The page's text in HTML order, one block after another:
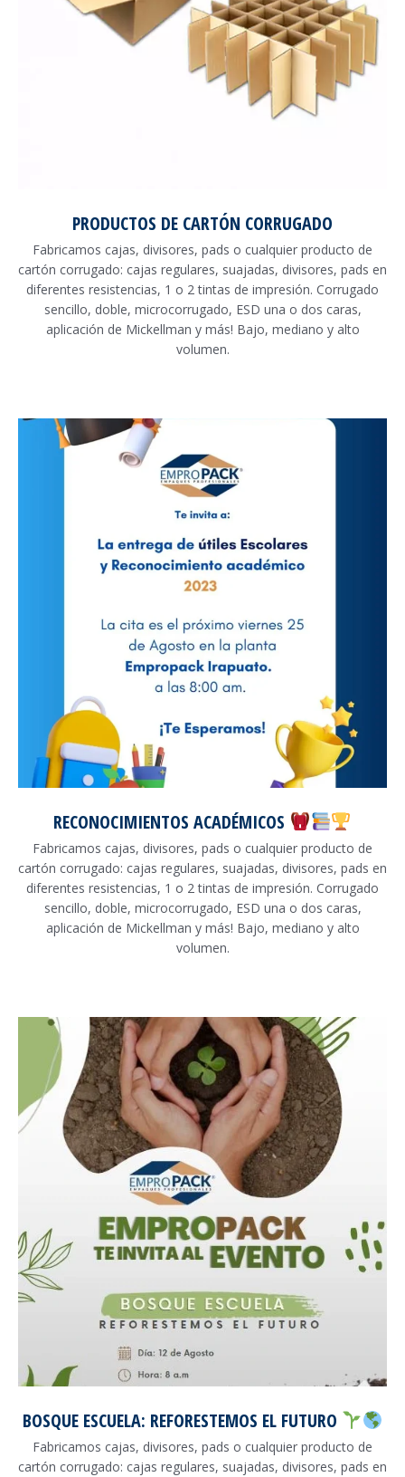
PRODUCTOS DE CARTÓN CORRUGADO
Fabricamos cajas, divisores, pads o cualquier producto de
cartón corrugado: cajas regulares, suajadas, divisores, pads en
diferentes resistencias, 1 o 2 tintas de impresión. Corrugado
sencillo, doble, microcorrugado, ESD una o dos caras,
aplicación de Mickellman y más! Bajo, mediano y alto
volumen.
RECONOCIMIENTOS ACADÉMICOS
Fabricamos cajas, divisores, pads o cualquier producto de
cartón corrugado: cajas regulares, suajadas, divisores, pads en
diferentes resistencias, 1 o 2 tintas de impresión. Corrugado
sencillo, doble, microcorrugado, ESD una o dos caras,
aplicación de Mickellman y más! Bajo, mediano y alto
volumen.
BOSQUE ESCUELA: REFORESTEMOS EL FUTURO
Fabricamos cajas, divisores, pads o cualquier producto de
cartón corrugado: cajas regulares, suajadas, divisores, pads en